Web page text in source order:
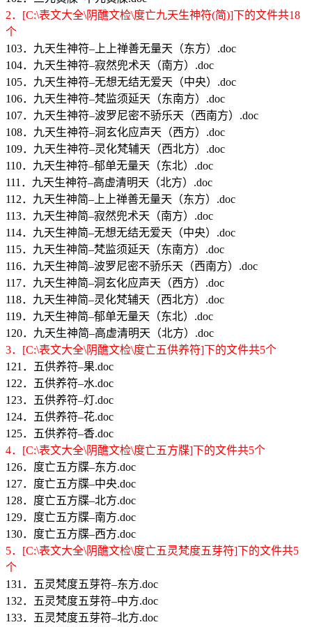
2．[C:\表文大全\阴醮文检\度亡九天生神符(简)]下的文件共18
个
103．九天生神符–上上禅善无量天（东方）.doc
104．九天生神符–寂然兜术天（南方）.doc
105．九天生神符–无想无结无爱天（中央）.doc
106．九天生神符–梵监须延天（东南方）.doc
107．九天生神符–波罗尼密不骄乐天（西南方）.doc
108．九天生神符–洞玄化应声天（西方）.doc
109．九天生神符–灵化梵辅天（西北方）.doc
110．九天生神符–郁单无量天（东北）.doc
111．九天生神符–高虚清明天（北方）.doc
112．九天生神简–上上禅善无量天（东方）.doc
113．九天生神简–寂然兜术天（南方）.doc
114．九天生神简–无想无结无爱天（中央）.doc
115．九天生神简–梵监须延天（东南方）.doc
116．九天生神简–波罗尼密不骄乐天（西南方）.doc
117．九天生神简–洞玄化应声天（西方）.doc
118．九天生神简–灵化梵辅天（西北方）.doc
119．九天生神简–郁单无量天（东北）.doc
120．九天生神简–高虚清明天（北方）.doc
3．[C:\表文大全\阴醮文检\度亡五供养符]下的文件共5个
121．五供养符–果.doc
122．五供养符–水.doc
123．五供养符–灯.doc
124．五供养符–花.doc
125．五供养符–香.doc
4．[C:\表文大全\阴醮文检\度亡五方牒]下的文件共5个
126．度亡五方牒–东方.doc
127．度亡五方牒–中央.doc
128．度亡五方牒–北方.doc
129．度亡五方牒–南方.doc
130．度亡五方牒–西方.doc
5．[C:\表文大全\阴醮文检\度亡五灵梵度五芽符]下的文件共5
个
131．五灵梵度五芽符–东方.doc
132．五灵梵度五芽符–中方.doc
133．五灵梵度五芽符–北方.doc